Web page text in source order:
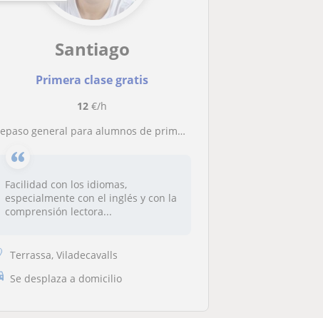
Santiago
Primera clase gratis
12 €/h
Repaso general para alumnos de primaria. En Terrassa o Sant Cugat
Facilidad con los idiomas,
especialmente con el inglés y con la
comprensión lectora...
Terrassa, Viladecavalls
Se desplaza a domicilio